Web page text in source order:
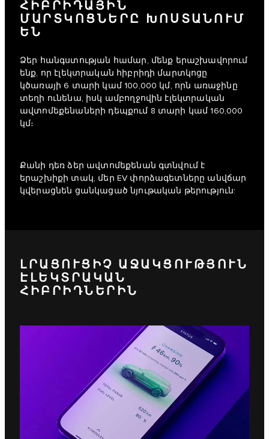
ՀԻԲՐԻԴԱՅԻՆ
ՄԱՐՏԿՈՑՆԵՐԸ ԽՈՍՏԱՆՈՒՄ
ԵՆ
Ձեր հանգստության համար, մենք երաշխավորում
ենք, որ էլեկտրական հիբրիդի մարտկոցը
կծառայի 6 տարի կամ 100,000 կմ, որն առաջինը
տեղի ունենա, իսկ ամբողջովին էլեկտրական
ավտոմեքենաների դեպքում 8 տարի կամ 160,000
կմ։
Քանի դեռ ձեր ավտոմեքենան գտնվում է
երաշխիքի տակ, մեր EV փորձագետները անվճար
կվերացնեն ցանկացած նյութական թերություն:
ԼՐԱՑՈՒՑԻՉ ԱՋԱԿՑՈՒԹՅՈՒՆ
ԷԼԵԿՏՐԱԿԱՆ
ՀԻԲՐԻԴՆԵՐԻՆ